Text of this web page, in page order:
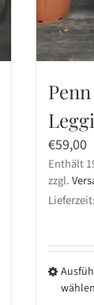
€59,00
Enthält
zzgl.
wählen